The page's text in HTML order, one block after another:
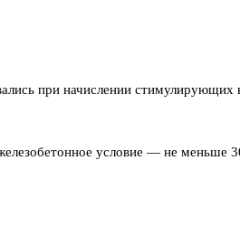
при начислении
условие — не меньше